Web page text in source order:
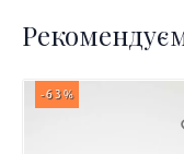
-63%